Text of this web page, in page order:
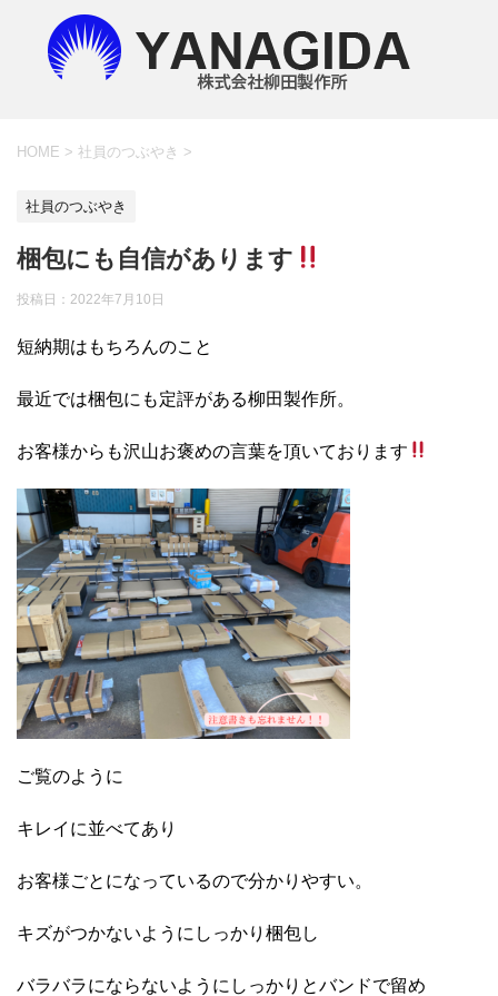
HOME > 社員のつぶやき >
社員のつぶやき
梱包にも自信があります
投稿日： 2022年7月10日
短納期はもちろんのこと
最近では梱包にも定評がある柳田製作所。
お客様からも沢山お褒めの言葉を頂いております
ご覧のように
キレイに並べてあり
お客様ごとになっているので分かりやすい。
キズがつかないようにしっかり梱包し
バラバラにならないようにしっかりとバンドで留め